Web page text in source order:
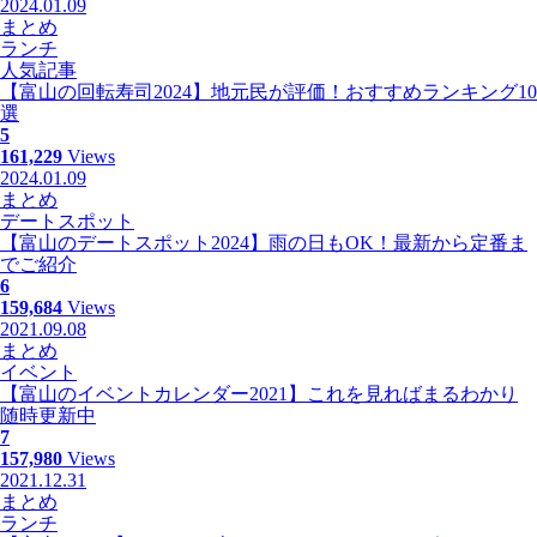
2024.01.09
まとめ
ランチ
人気記事
【富山の回転寿司2024】地元民が評価！おすすめランキング10
選
5
161,229 Views
2024.01.09
まとめ
デートスポット
【富山のデートスポット2024】雨の日もOK！最新から定番ま
でご紹介
6
159,684 Views
2021.09.08
まとめ
イベント
【富山のイベントカレンダー2021】これを見ればまるわかり
随時更新中
7
157,980 Views
2021.12.31
まとめ
ランチ